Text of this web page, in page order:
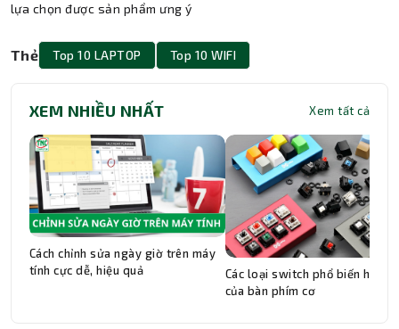
lựa chọn được sản phẩm ưng ý
Thẻ Top 10 LAPTOP Top 10 WIFI
XEM NHIỀU NHẤT Xem tất cả
Cách chỉnh sửa ngày giờ trên máy
tính cực dễ, hiệu quả
Các loại switch phổ biến hiện
của bàn phím cơ